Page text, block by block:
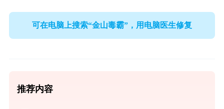
可在电脑上搜索“金山毒霸”，用电脑医生修复
推荐内容